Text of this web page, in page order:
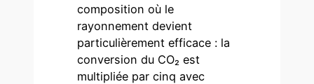
composition où le
rayonnement devient
particulièrement efficace : la
conversion du CO₂ est
multipliée par cinq avec